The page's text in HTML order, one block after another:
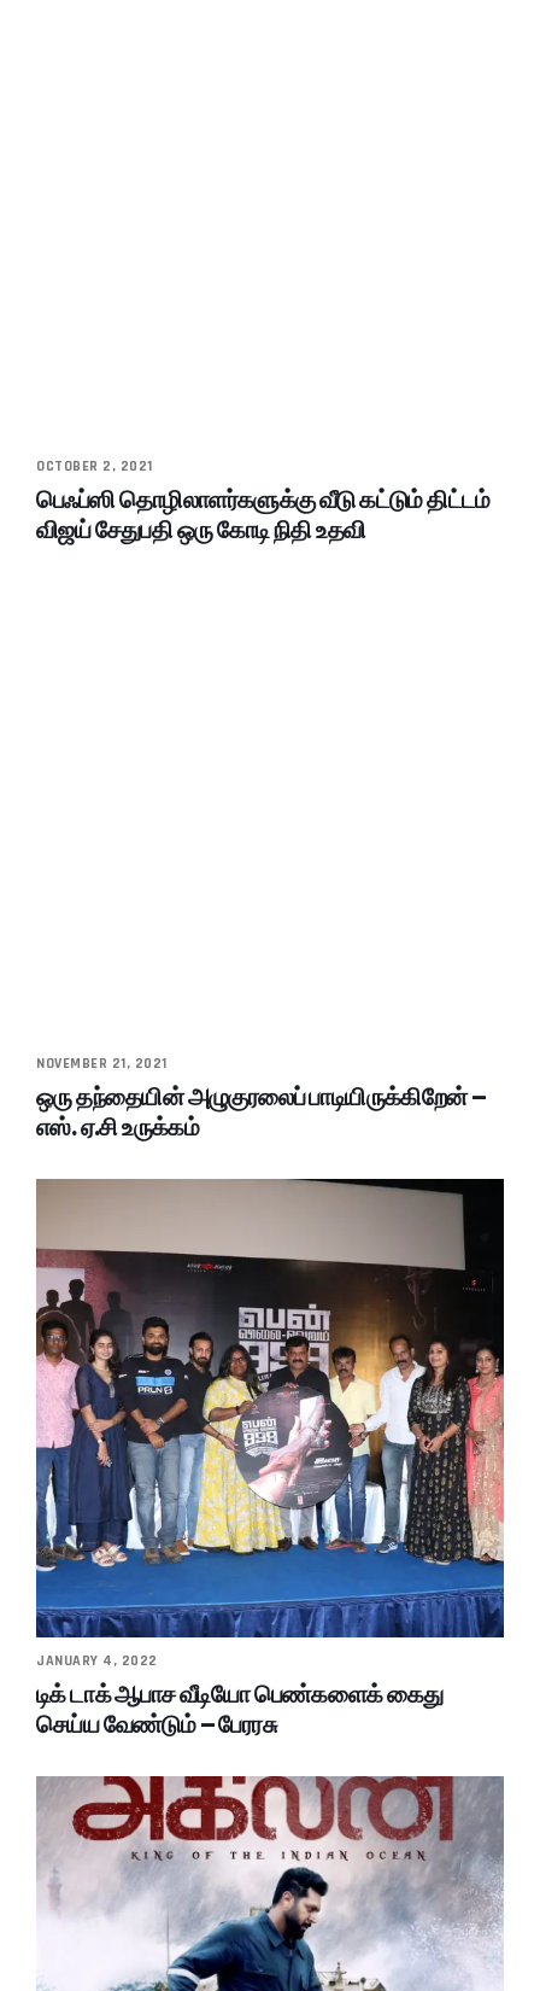
OCTOBER 2, 2021
பெஃப்ஸி தொழிலாளர்களுக்கு வீடு கட்டும் திட்டம்
விஜய் சேதுபதி ஒரு கோடி நிதி உதவி
NOVEMBER 21, 2021
ஒரு தந்தையின் அழுகுரலைப் பாடியிருக்கிறேன் –
எஸ். ஏ.சி உருக்கம்
JANUARY 4, 2022
டிக் டாக் ஆபாச வீடியோ பெண்களைக் கைது
செய்ய வேண்டும் – பேரரசு